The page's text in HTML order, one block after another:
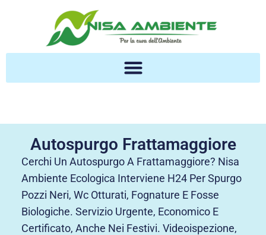
Autospurgo Frattamaggiore
Cerchi Un Autospurgo A Frattamaggiore? Nisa
Ambiente Ecologica Interviene H24 Per Spurgo
Pozzi Neri, Wc Otturati, Fognature E Fosse
Biologiche. Servizio Urgente, Economico E
Certificato, Anche Nei Festivi. Videoispezione,